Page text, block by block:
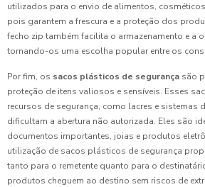
utilizados para o envio de alimentos,
pois garantem a frescura e a proteção dos
fecho zip também facilita o armazenamento e a
tornando-os uma escolha popular entre os
Por fim, os sacos plásticos de segurança são
proteção de itens valiosos e sensíveis. Esses
recursos de segurança, como lacres e sistemas
dificultam a abertura não autorizada. Eles são
documentos importantes, joias e produtos
utilização de sacos plásticos de segurança
tanto para o remetente quanto para o
produtos cheguem ao destino sem riscos de